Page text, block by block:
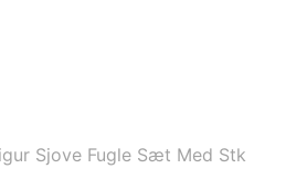
Sjove Fugle Sæt Med Stk